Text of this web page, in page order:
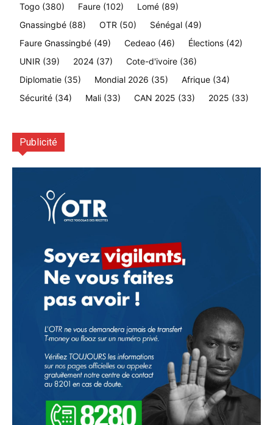
Togo (380) Faure (102) Lomé (89)
Gnassingbé (88) OTR (50) Sénégal (49)
Faure Gnassingbé (49) Cedeao (46) Élections (42)
UNIR (39) 2024 (37) Cote-d'ivoire (36)
Diplomatie (35) Mondial 2026 (35) Afrique (34)
Sécurité (34) Mali (33) CAN 2025 (33) 2025 (33)
Publicité